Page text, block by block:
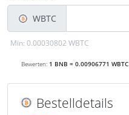
WBTC
Min: 0.00030802 WBTC
Bewerten: 1 BNB = 0.00906771 WBTC
Bestelldetails